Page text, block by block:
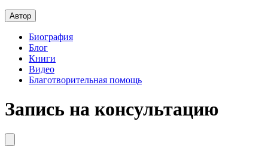
Автор
Биография
Блог
Книги
Видео
Благотворительная помощь
Запись на консультацию